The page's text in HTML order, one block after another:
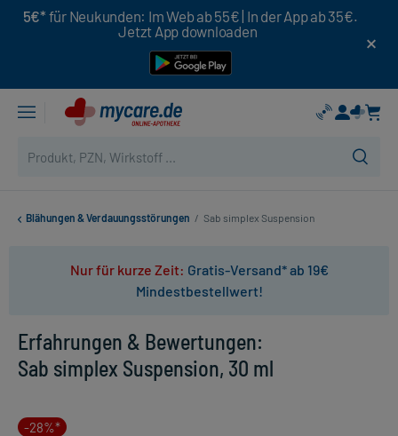
5€* für Neukunden: Im Web ab 55€ | In der App ab 35€.
Jetzt App downloaden
Blähungen & Verdauungsstörungen / Sab simplex Suspension
Nur für kurze Zeit: Gratis-Versand* ab 19€
Mindestbestellwert!
Erfahrungen & Bewertungen:
Sab simplex Suspension, 30 ml
-28%*